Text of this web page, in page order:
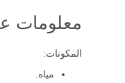
معلومات
المكونات:
مياه.